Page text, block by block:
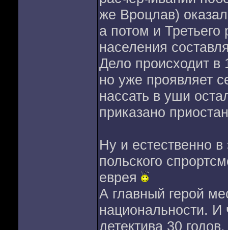
же Вроцлав)
а потом и Третьего
населения
Дело происходит в
но уже проявляет
нассать в уши
приказано
Ну и естественно
польского
еврея
А главный герой
национальности. И
детектива 30